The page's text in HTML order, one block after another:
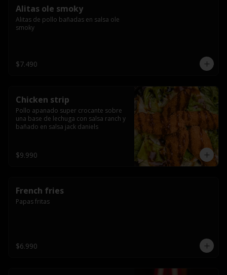
Alitas ole smoky
Alitas de pollo bañadas en salsa ole
smoky
$7.490
Chicken strip
Pollo apanado super crocante sobre
una base de lechuga con salsa ranch y
bañado en salsa jack daniels
$9.990
French fries
Papas fritas
$6.990